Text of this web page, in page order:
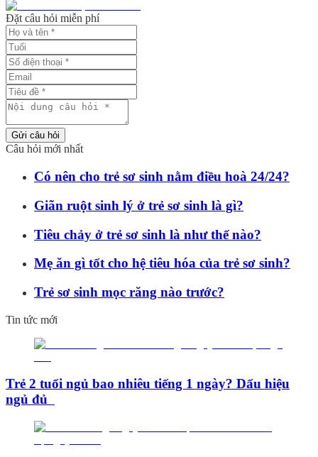
Đặt câu hỏi miễn phí
Gửi câu hỏi
Câu hỏi mới nhất
Có nên cho trẻ sơ sinh nằm điều hoà 24/24?
Giãn ruột sinh lý ở trẻ sơ sinh là gì?
Tiêu chảy ở trẻ sơ sinh là như thế nào?
Mẹ ăn gì tốt cho hệ tiêu hóa của trẻ sơ sinh?
Trẻ sơ sinh mọc răng nào trước?
Tin tức mới
Trẻ 2 tuổi ngủ bao nhiêu tiếng 1 ngày? Dấu hiệu
ngủ đủ